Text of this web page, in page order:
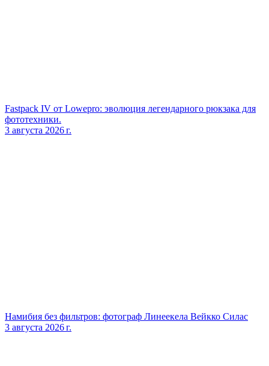
Fastpack IV от Lowepro: эволюция легендарного рюкзака для
фототехники.
3 августа 2026 г.
Намибия без фильтров: фотограф Линеекела Вейкко Силас
3 августа 2026 г.